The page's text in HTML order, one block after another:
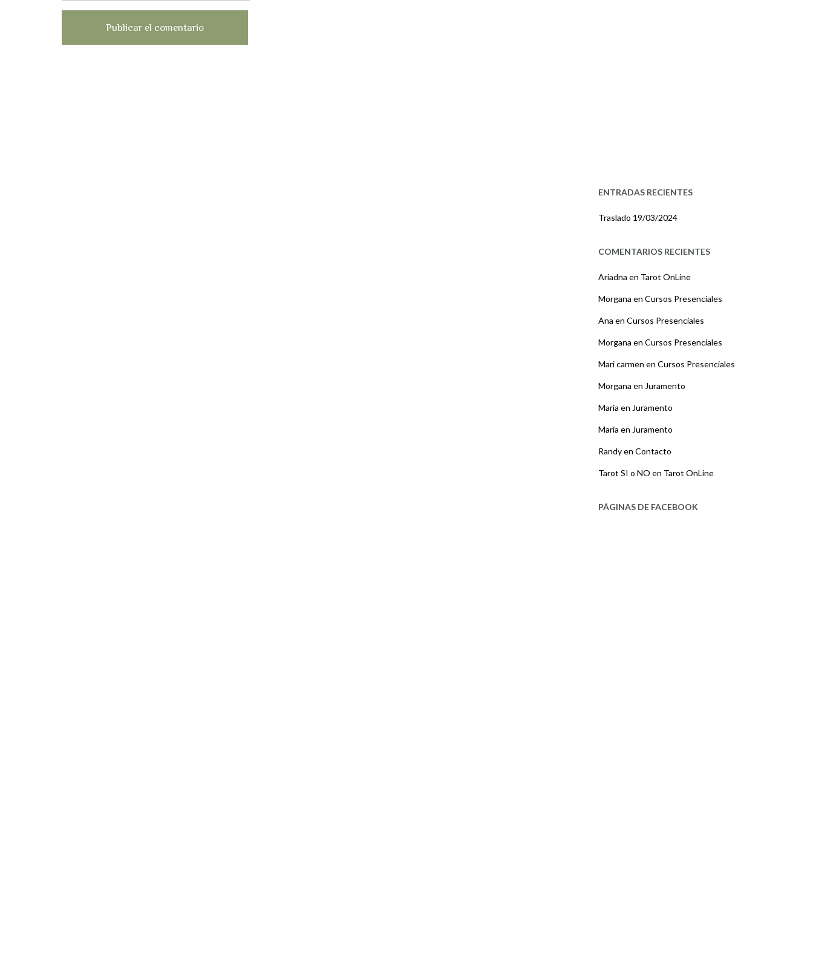
ENTRADAS RECIENTES
Traslado 19/03/2024
COMENTARIOS RECIENTES
Ariadna en Tarot OnLine
Morgana en Cursos Presenciales
Ana en Cursos Presenciales
Morgana en Cursos Presenciales
Mari carmen en Cursos Presenciales
Morgana en Juramento
Maria en Juramento
Maria en Juramento
Randyen Contacto
Tarot SI o NO en Tarot OnLine
PÁGINAS DE FACEBOOK